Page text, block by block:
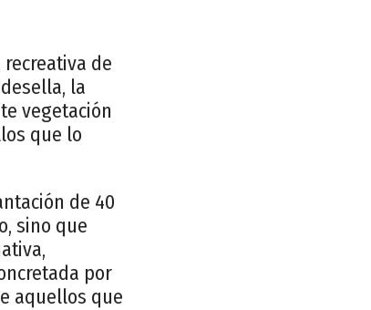
de
la
vegetación
que lo
de 40
sino que
por
aquellos que